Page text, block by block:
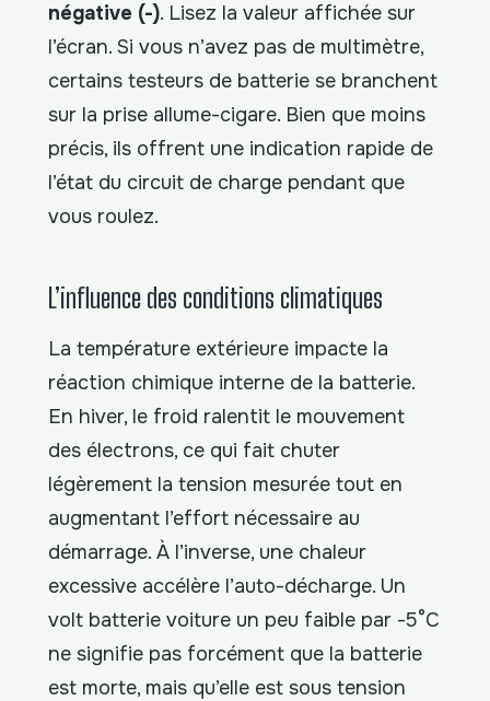
négative (-). Lisez la valeur affichée sur
l’écran. Si vous n’avez pas de multimètre,
certains testeurs de batterie se branchent
sur la prise allume-cigare. Bien que moins
précis, ils offrent une indication rapide de
l’état du circuit de charge pendant que
vous roulez.
L’influence des conditions climatiques
La température extérieure impacte la
réaction chimique interne de la batterie.
En hiver, le froid ralentit le mouvement
des électrons, ce qui fait chuter
légèrement la tension mesurée tout en
augmentant l’effort nécessaire au
démarrage. À l’inverse, une chaleur
excessive accélère l’auto-décharge. Un
volt batterie voiture un peu faible par -5°C
ne signifie pas forcément que la batterie
est morte, mais qu’elle est sous tension